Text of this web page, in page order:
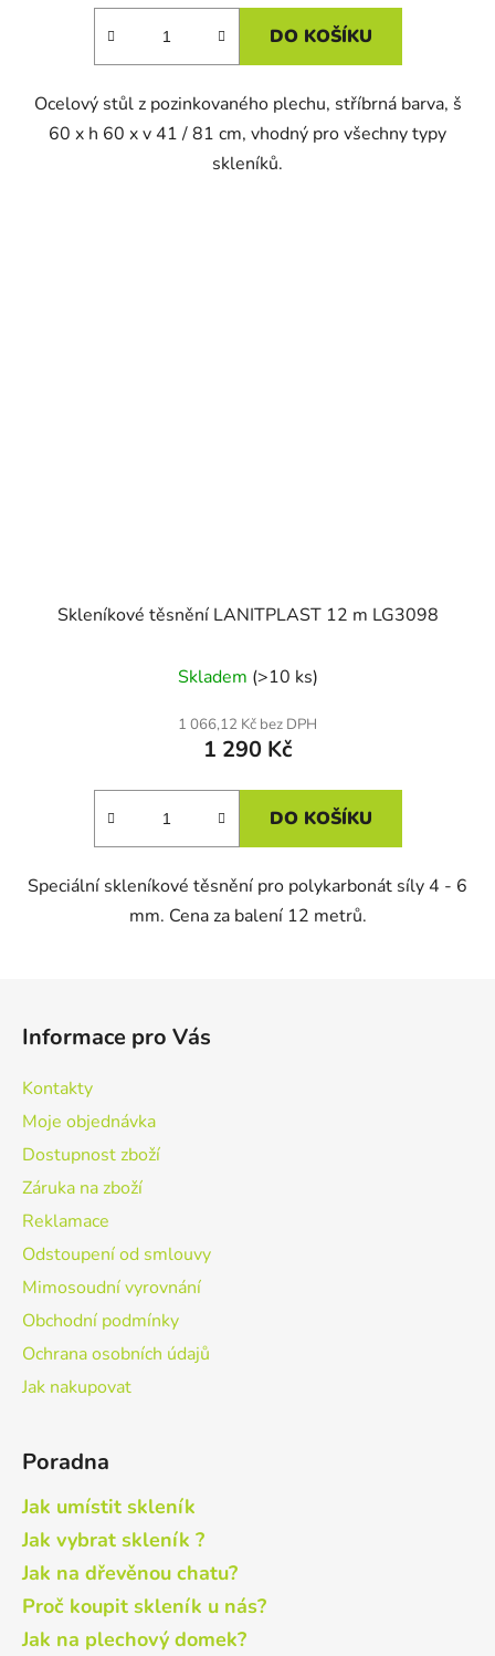
DO KOŠÍKU
Ocelový stůl z pozinkovaného plechu, stříbrná barva, š
60 x h 60 x v 41 / 81 cm, vhodný pro všechny typy
skleníků.
Skleníkové těsnění LANITPLAST 12 m LG3098
Skladem (>10 ks)
1 066,12 Kč bez DPH
1 290 Kč
DO KOŠÍKU
Speciální skleníkové těsnění pro polykarbonát síly 4 - 6
mm. Cena za balení 12 metrů.
Informace pro Vás
Kontakty
Moje objednávka
Dostupnost zboží
Záruka na zboží
Reklamace
Odstoupení od smlouvy
Mimosoudní vyrovnání
Obchodní podmínky
Ochrana osobních údajů
Jak nakupovat
Poradna
Jak umístit skleník
Jak vybrat skleník ?
Jak na dřevěnou chatu?
Proč koupit skleník u nás?
Jak na plechový domek?